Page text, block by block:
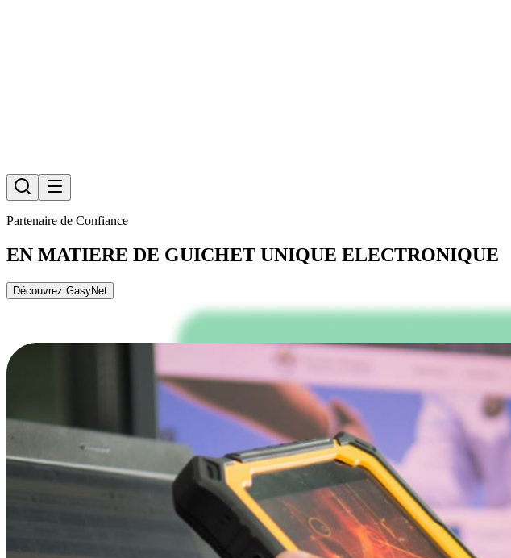
Partenaire de Confiance
EN MATIERE DE GUICHET UNIQUE ELECTRONIQUE
Découvrez GasyNet